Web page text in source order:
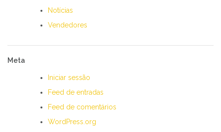
Notícias
Vendedores
Meta
Iniciar sessão
Feed de entradas
Feed de comentários
WordPress.org